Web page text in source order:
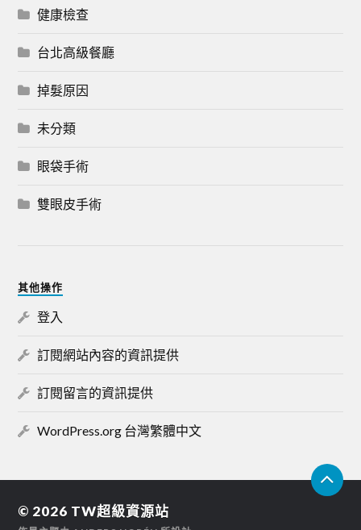
健康檢查
台北高級餐廳
掉髮原因
未分類
眼袋手術
雙眼皮手術
其他操作
登入
訂閱網站內容的資訊提供
訂閱留言的資訊提供
WordPress.org 台灣繁體中文
© 2026 TW超級資源站